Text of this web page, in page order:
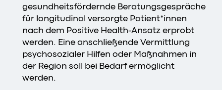
gesundheitsfördernde Beratungsgespräche
für longitudinal versorgte Patient*innen
nach dem Positive Health-Ansatz erprobt
werden. Eine anschließende Vermittlung
psychosozialer Hilfen oder Maßnahmen in
der Region soll bei Bedarf ermöglicht
werden.